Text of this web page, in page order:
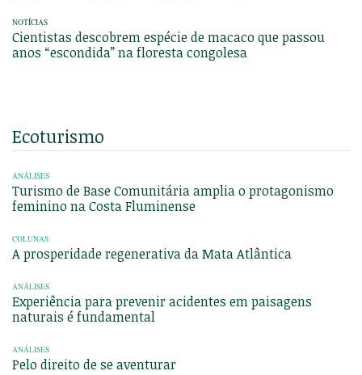
NOTÍCIAS
Cientistas descobrem espécie de macaco que passou
anos “escondida” na floresta congolesa
Ecoturismo
ANÁLISES
Turismo de Base Comunitária amplia o protagonismo
feminino na Costa Fluminense
COLUNAS
A prosperidade regenerativa da Mata Atlântica
ANÁLISES
Experiência para prevenir acidentes em paisagens
naturais é fundamental
ANÁLISES
Pelo direito de se aventurar